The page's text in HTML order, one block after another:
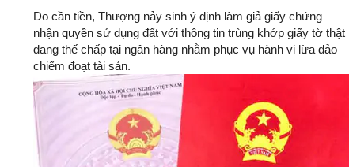
Do cần tiền, Thượng nảy sinh ý định làm giả giấy chứng
nhận quyền sử dụng đất với thông tin trùng khớp giấy tờ thật
đang thế chấp tại ngân hàng nhằm phục vụ hành vi lừa đảo
chiếm đoạt tài sản.